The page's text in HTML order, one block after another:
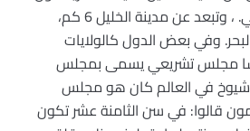
قبر الشيخ إبراهيم الهدمي. ، وتبعد عن مدينة الخليل 6 كم،
سطح البحر. وفي بعض الدول كالولايات
مجلس تشريعي يسمى بمجلس
في العالم كان هو مجلس
قالوا: في سن الثامنة عشر تكون